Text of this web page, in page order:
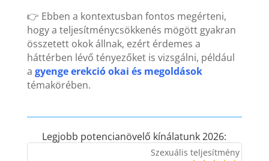
👉 Ebben a kontextusban fontos megérteni,
hogy a teljesítménycsökkenés mögött gyakran
összetett okok állnak, ezért érdemes a
háttérben lévő tényezőket is vizsgálni, például
a gyenge erekció okai és megoldások
témakörében.
Legjobb potencianövelő kínálatunk 2026:
Szexuális teljesítmény